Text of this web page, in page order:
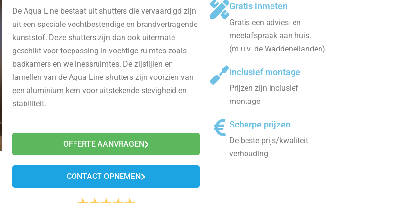
De Aqua Line bestaat uit shutters die vervaardigd zijn
uit een speciale vochtbestendige en brandvertragende
kunststof. Deze shutters zijn dan ook uitermate
geschikt voor toepassing in vochtige ruimtes zoals
badkamers en wellnessruimtes. De zijstijlen en
lamellen van de Aqua Line shutters zijn voorzien van
een aluminium kern voor uitstekende stevigheid en
stabiliteit.
OFFERTE AANVRAGEN
CONTACT OPNEMEN
Gratis inmeten
Gratis een advies- en
meetafspraak aan huis.
(m.u.v. de Waddeneilanden)
Inclusief montage
Prijzen zijn inclusief
montage
Scherpe prijzen
De beste prijs/kwaliteit
verhouding